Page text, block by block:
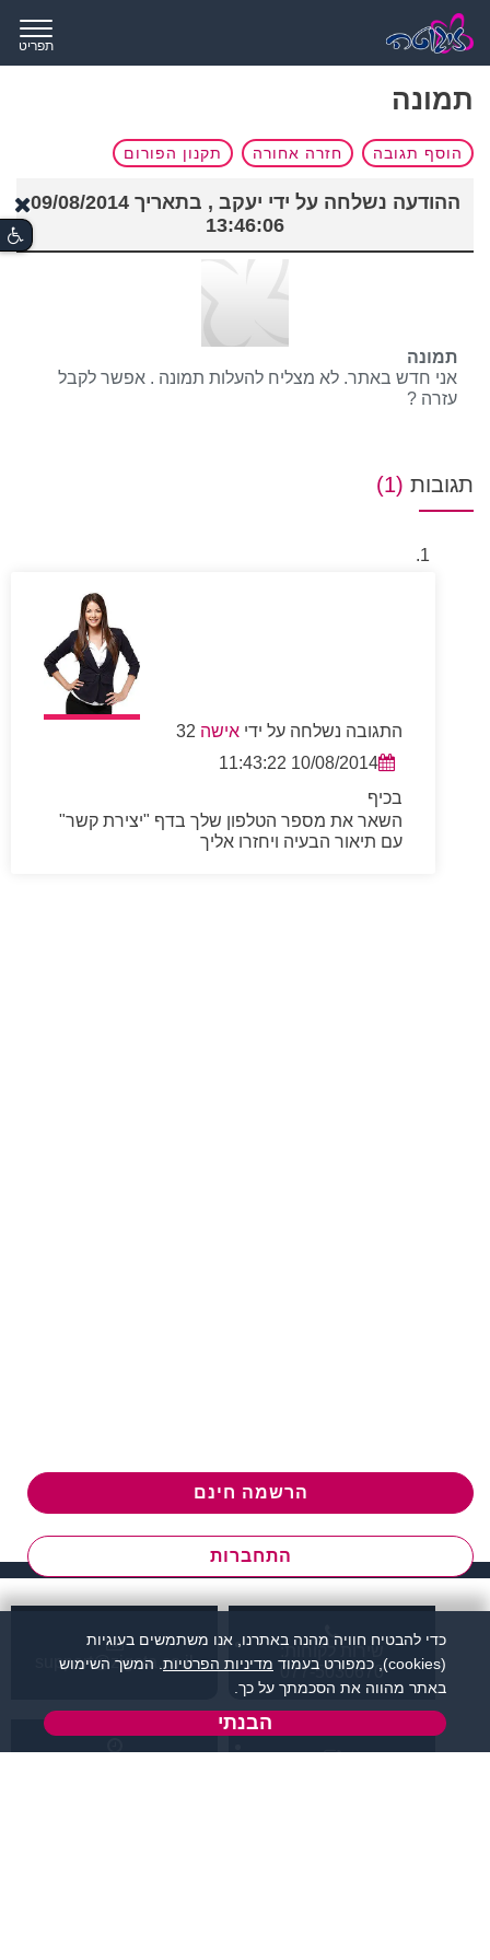
תפריט
תמונה
הוסף תגובה חזרה אחורה תקנון הפורום
ההודעה נשלחה על ידי יעקב , בתאריך 09/08/2014
13:46:06
תמונה
אני חדש באתר. לא מצליח להעלות תמונה . אפשר לקבל
עזרה ?
תגובות (1)
התגובה נשלחה על ידי אישה
10/08/2014 11:43:22
בכיף
השאר את מספר הטלפון שלך בדף "יצירת קשר"
עם תיאור הבעיה ויחזרו אליך
הרשמה חינם
התחברות
שירות לקוחות:
077-5030670
support@zigota.co.il
כדי להבטיח חוויה מהנה באתרנו, אנו משתמשים בעוגיות
(cookies), כמפורט בעמוד
מדיניות הפרטיות . המשך השימוש
באתר מהווה את הסכמתך על כך.
הבנתי